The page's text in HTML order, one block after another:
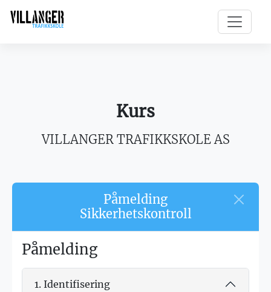
Kurs
VILLANGER TRAFIKKSKOLE AS
Påmelding
Sikkerhetskontroll
Påmelding
1. Identifisering